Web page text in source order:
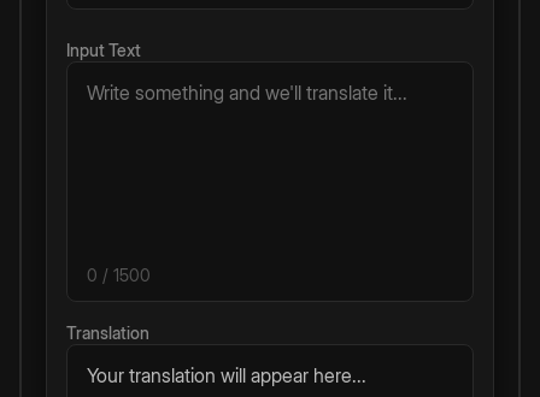
Input Text
0 / 1500
Translation
Your translation will appear here...